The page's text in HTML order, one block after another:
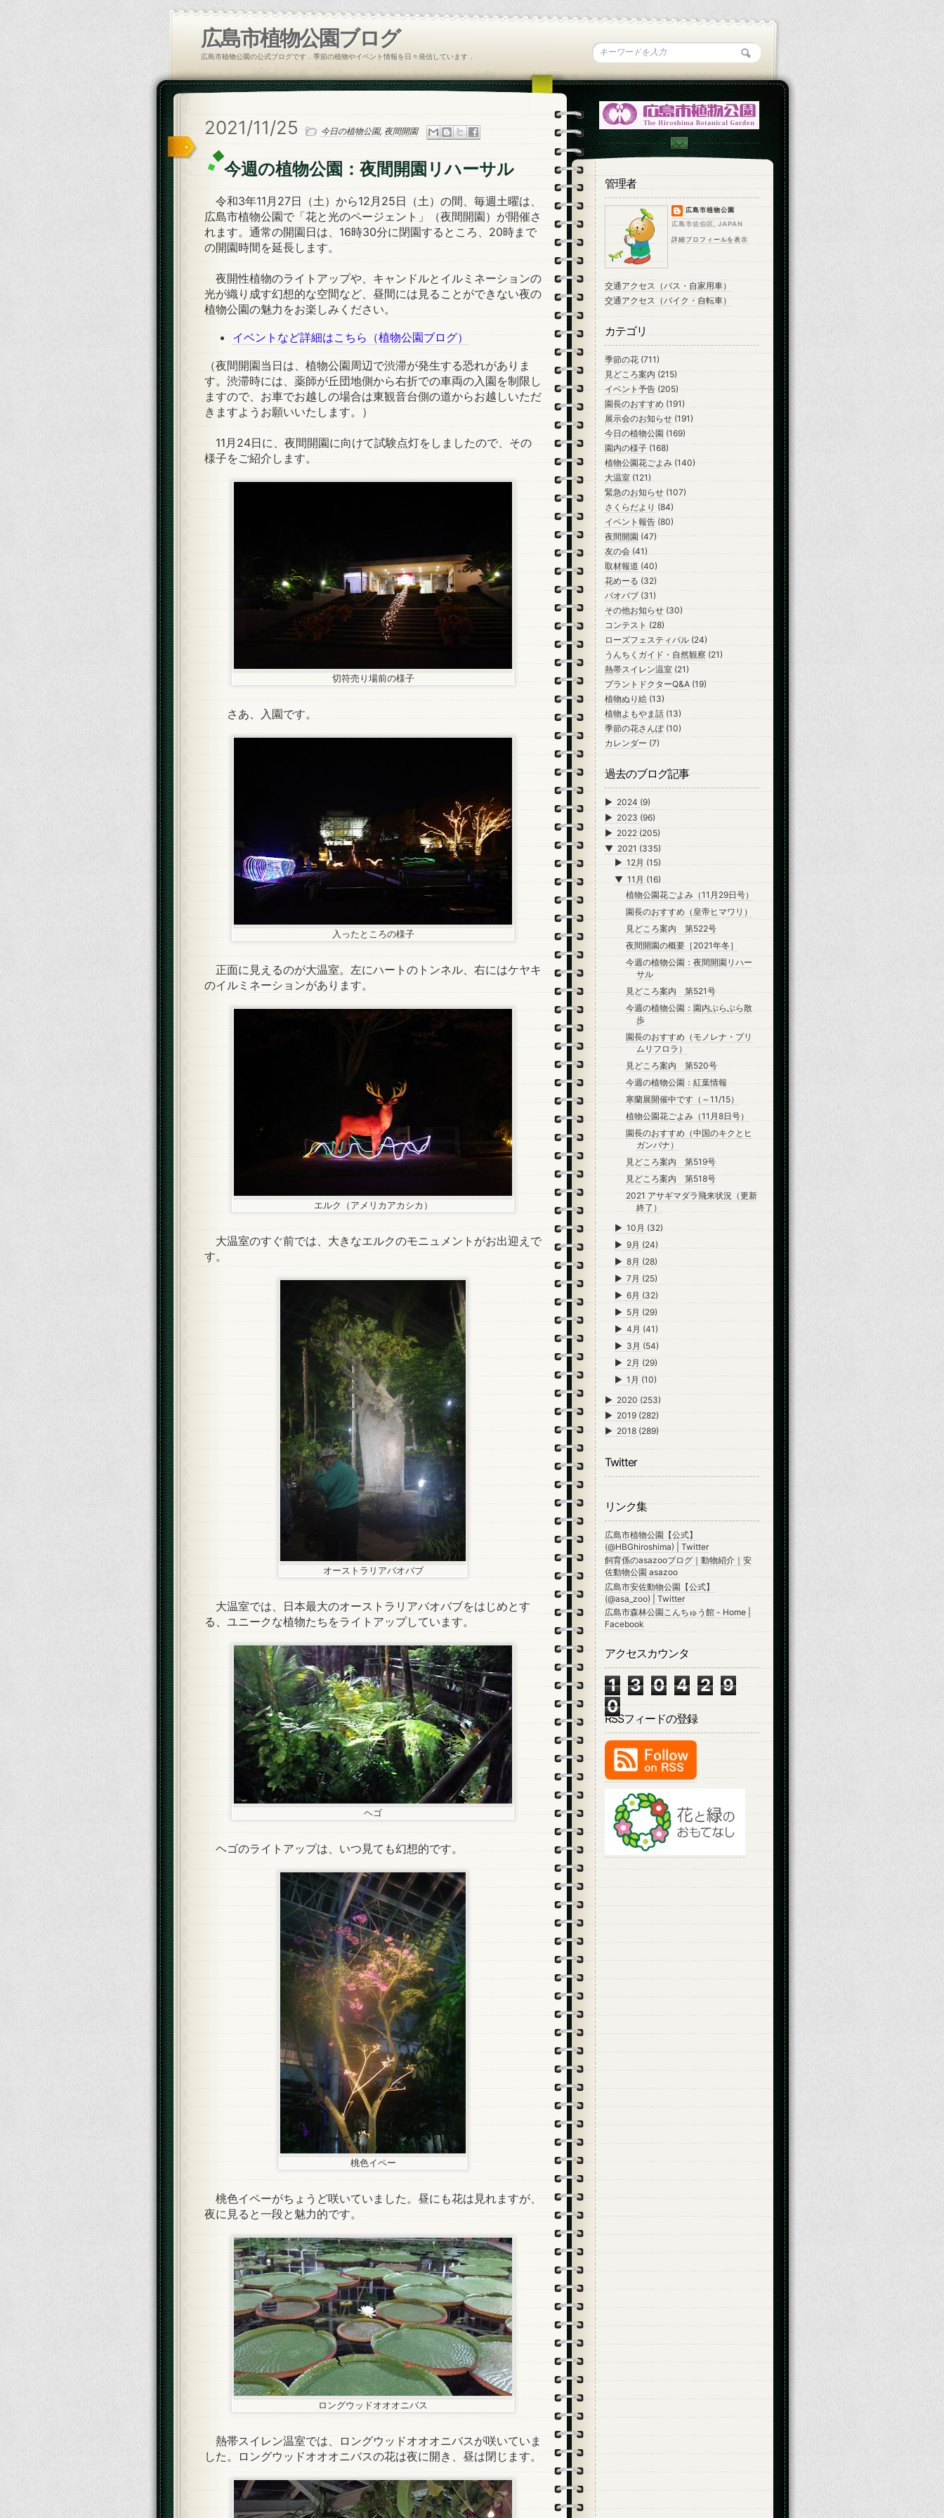
広島市植物公園ブログ
広島市植物公園の公式ブログです．季節の植物やイベント情報を日々発信しています．
2021/11/25 今日の植物公園, 夜間開園
今週の植物公園：夜間開園リハーサル
令和3年11月27日（土）から12月25日（土）の間、毎週土曜は、
広島市植物公園で「花と光のページェント」（夜間開園）が開催さ
れます。通常の開園日は、16時30分に閉園するところ、20時まで
の開園時間を延長します。
夜開性植物のライトアップや、キャンドルとイルミネーションの
光が織り成す幻想的な空間など、昼間には見ることができない夜の
植物公園の魅力をお楽しみください。
イベントなど詳細はこちら（植物公園ブログ）
（夜間開園当日は、植物公園周辺で渋滞が発生する恐れがありま
す。渋滞時には、薬師が丘団地側から右折での車両の入園を制限し
ますので、お車でお越しの場合は東観音台側の道からお越しいただ
きますようお願いいたします。）
11月24日に、夜間開園に向けて試験点灯をしましたので、その
様子をご紹介します。
切符売り場前の様子
さあ、入園です。
入ったところの様子
正面に見えるのが大温室。左にハートのトンネル、右にはケヤキ
のイルミネーションがあります。
エルク（アメリカアカシカ）
大温室のすぐ前では、大きなエルクのモニュメントがお出迎えで
す。
オーストラリアバオバブ
大温室では、日本最大のオーストラリアバオバブをはじめとす
る、ユニークな植物たちをライトアップしています。
ヘゴ
ヘゴのライトアップは、いつ見ても幻想的です。
桃色イペー
桃色イペーがちょうど咲いていました。昼にも花は見れますが、
夜に見ると一段と魅力的です。
ロングウッドオオオニバス
熱帯スイレン温室では、ロングウッドオオオニバスが咲いていま
した。ロングウッドオオオニバスの花は夜に開き、昼は閉じます。
管理者
広島市植物公園
広島市佐伯区, JAPAN
詳細プロフィールを表示
交通アクセス（バス・自家用車）
交通アクセス（バイク・自転車）
カテゴリ
季節の花 (711)
見どころ案内 (215)
イベント予告 (205)
園長のおすすめ (191)
展示会のお知らせ (191)
今日の植物公園 (169)
園内の様子 (168)
植物公園花ごよみ (140)
大温室 (121)
緊急のお知らせ (107)
さくらだより (84)
イベント報告 (80)
夜間開園 (47)
友の会 (41)
取材報道 (40)
花めーる (32)
バオバブ (31)
その他お知らせ (30)
コンテスト (28)
ローズフェスティバル (24)
うんちくガイド・自然観察 (21)
熱帯スイレン温室 (21)
プラントドクターQ&A (19)
植物ぬり絵 (13)
植物よもやま話 (13)
季節の花さんぽ (10)
カレンダー (7)
過去のブログ記事
► 2024 (9)
► 2023 (96)
► 2022 (205)
▼ 2021 (335)
►12月 (15)
▼11月 (16)
植物公園花ごよみ（11月29日号）
園長のおすすめ（皇帝ヒマワリ）
見どころ案内 第522号
夜間開園の概要［2021年冬］
今週の植物公園：夜間開園リハー
サル
見どころ案内 第521号
今週の植物公園：園内ぶらぶら散
歩
園長のおすすめ（モノレナ・プリ
ムリフロラ）
見どころ案内 第520号
今週の植物公園：紅葉情報
寒蘭展開催中です（～11/15）
植物公園花ごよみ（11月8日号）
園長のおすすめ（中国のキクとヒ
ガンバナ）
見どころ案内 第519号
見どころ案内 第518号
2021 アサギマダラ飛来状況（更新
終了）
►10月 (32)
►9月 (24)
►8月 (28)
►7月 (25)
►6月 (32)
► 5月 (29)
►4月 (41)
► 3月 (54)
► 2月 (29)
►1月 (10)
► 2020 (253)
► 2019 (282)
► 2018 (289)
Twitter
リンク集
広島市植物公園【公式】
(@HBGhiroshima) | Twitter
飼育係のasazooブログ｜動物紹介｜安
佐動物公園 asazoo
広島市安佐動物公園【公式】
(@asa_zoo) | Twitter
広島市森林公園こんちゅう館 - Home |
Facebook
アクセスカウンタ
1 3 0 4 2
9
0
RSSフィードの登録